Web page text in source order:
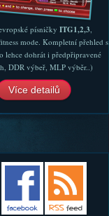
písničky ITG1,2,3,
mode. Kompletní přehled s
lehce dohrát i předpřipravené
DDR výbeř, MLP výběr..)
Více detailů